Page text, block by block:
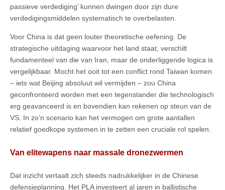
passieve verdediging’ kunnen dwingen door zijn dure
verdedigingsmiddelen systematisch te overbelasten.
Voor China is dat geen louter theoretische oefening. De
strategische uitdaging waarvoor het land staat, verschilt
fundamenteel van die van Iran, maar de onderliggende logica is
vergelijkbaar. Mocht het ooit tot een conflict rond Taiwan komen
– iets wat Beijing absoluut wil vermijden – zou China
geconfronteerd worden met een tegenstander die technologisch
erg geavanceerd is en bovendien kan rekenen op steun van de
VS. In zo’n scenario kan het vermogen om grote aantallen
relatief goedkope systemen in te zetten een cruciale rol spelen.
Van elitewapens naar massale dronezwermen
Dat inzicht vertaalt zich steeds nadrukkelijker in de Chinese
defensieplanning. Het PLA investeert al jaren in ballistische